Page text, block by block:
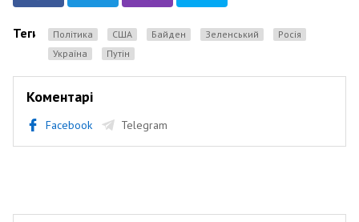
Теги Політика США Байден Зеленський
Росія
Україна
Путін
Коментарі
Facebook Telegram